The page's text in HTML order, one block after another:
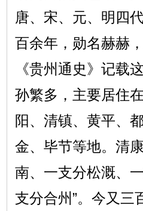
唐、宋、元、明四
百余年，勋名赫赫
《贵州通史》记载
孙繁多，主要居住
阳、清镇、黄平、
金、毕节等地。清
南、一支分松溉、
支分合州”。今又三